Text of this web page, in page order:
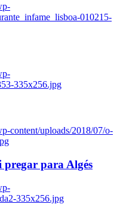
010215-
335x256.jpg
content/uploads/2018/07/o-
pregar para Algés
335x256.jpg